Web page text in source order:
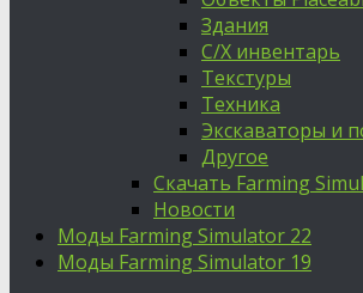
Здания
С/Х инвентарь
Текстуры
Техника
Экскаваторы и
Другое
Скачать Farming
Новости
Моды Farming Simulator 22
Моды Farming Simulator 19